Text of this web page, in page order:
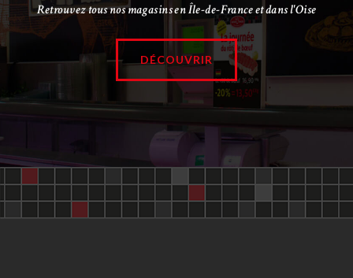
Retrouvez tous nos magasins en Île-de-France et dans l'Oise
DÉCOUVRIR